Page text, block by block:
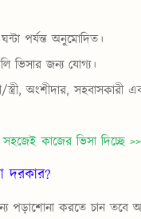
পর্যন্ত অনুমোদিত।
ভিসার জন্য যোগ্য।
স্ত্রী, অংশীদার,
কাজের ভিসা দিচ্ছে >>
দরকার?
পড়াশোনা করতে চান তবে